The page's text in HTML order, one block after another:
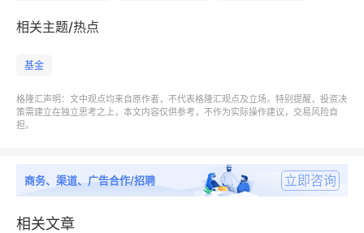
ETF；通信ETF华夏、通信ETF银华涨超60%，成为贯
导体设备ETF华泰柏瑞、半导体设备ETF万家涨幅均超
50%，科创芯片ETF富国、科创芯片ETF南方涨幅稳定
在47%以上，半导体全产业链与通信板块共同主导全
相关主题/热点
基金
格隆汇声明：文中观点均来自原作者，不代表格隆汇观点及立场。特别提醒，投资决
策需建立在独立思考之上，本文内容仅供参考，不作为实际操作建议，交易风险自
担。
商务、渠道、广告合作/招聘 立即咨询
相关文章